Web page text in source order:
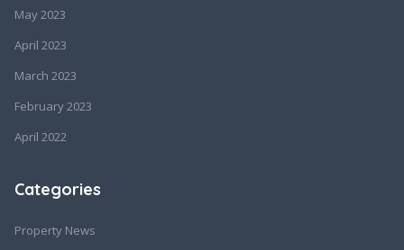
May 2023
April 2023
March 2023
February 2023
April 2022
Categories
Property News